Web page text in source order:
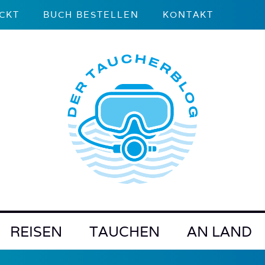
BUCH BESTELLEN KONTAKT
REISEN TAUCHEN AN LAND